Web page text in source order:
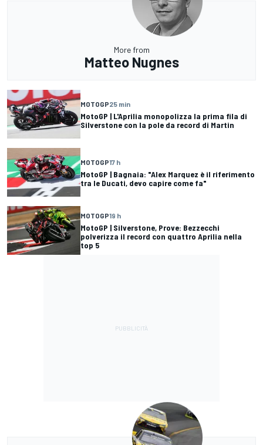
More from
Matteo Nugnes
MOTOGP25 min
MotoGP | L'Aprilia monopolizza la prima fila di
Silverstone con la pole da record di Martin
MOTOGP17 h
MotoGP | Bagnaia: "Alex Marquez è il riferimento
tra le Ducati, devo capire come fa"
MOTOGP19 h
MotoGP | Silverstone, Prove: Bezzecchi
polverizza il record con quattro Aprilia nella
top 5